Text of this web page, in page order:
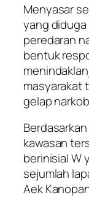
Menyasar
yang
peredaran
bentuk
masyarakat
gelap
kawasan
berinisial W
sejumlah
Aek